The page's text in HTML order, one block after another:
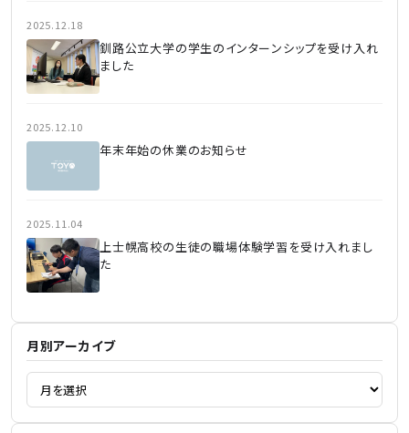
2025.12.18
釧路公立大学の学生のインターンシップを受け入れ
ました
2025.12.10
年末年始の休業のお知らせ
2025.11.04
上士幌高校の生徒の職場体験学習を受け入れまし
た
月別アーカイブ